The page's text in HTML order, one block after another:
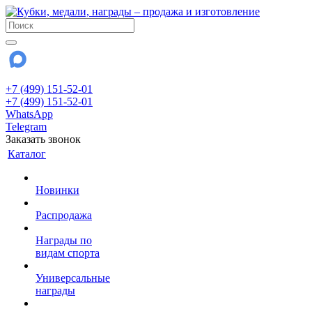
+7 (499) 151-52-01
+7 (499) 151-52-01
WhatsApp
Telegram
Заказать звонок
Каталог
Новинки
Распродажа
Награды по
видам спорта
Универсальные
награды